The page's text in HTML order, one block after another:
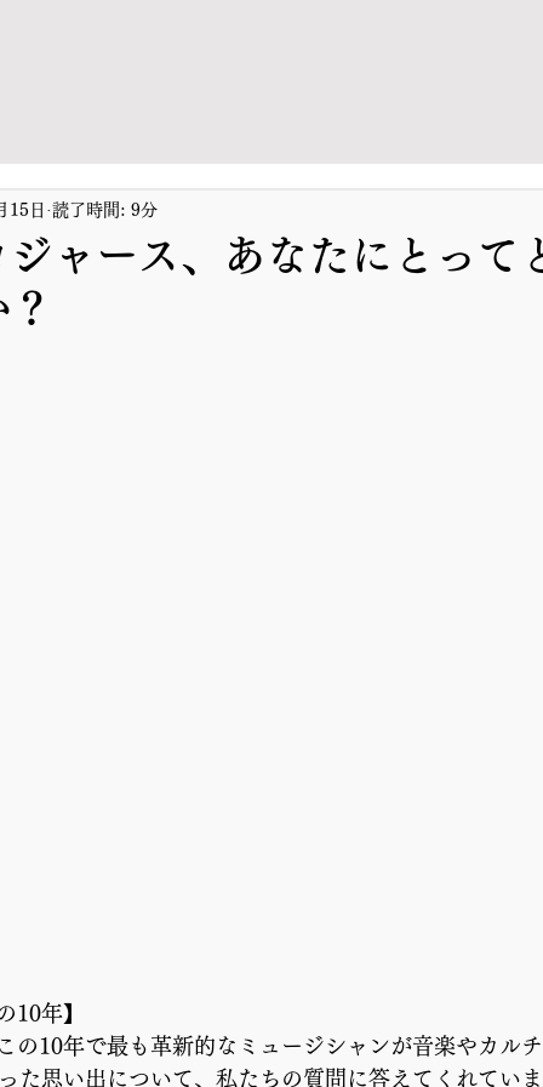
ャース、あなたにとって
15日 読了時間: 9分
10年】
の10年で最も革新的なミュージシャンが音楽やカル
た思い出について、私たちの質問に答えてくれてい